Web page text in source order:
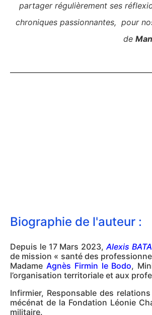
partager régulièrement ses
chroniques passionnantes, pour
de
Biographie de l'auteur :
Depuis le 17 Mars 2023,Alexis
de mission « santé des
Madame Agnès Firmin le Bodo,
l’organisation territoriale et aux
Infirmier, Responsable des
mécénat de la Fondation Léonie
militaire.